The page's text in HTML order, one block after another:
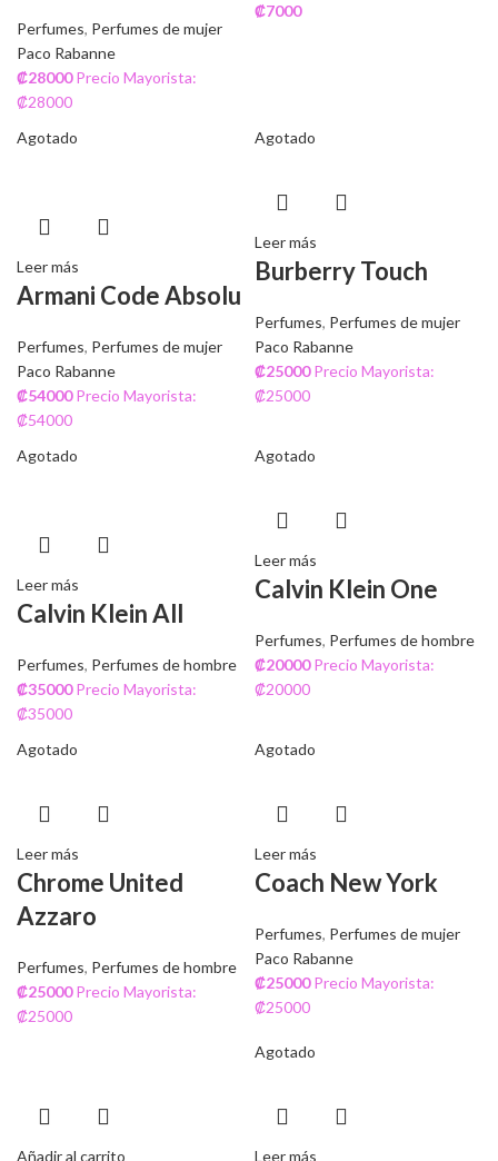
Perfumes, Perfumes de mujer
Paco Rabanne
₡28000 Precio Mayorista:
₡28000
₡7000
Agotado
Leer más
Armani Code Absolu
Perfumes, Perfumes de mujer
Paco Rabanne
₡54000 Precio Mayorista:
₡54000
Agotado
Leer más
Burberry Touch
Perfumes, Perfumes de mujer
Paco Rabanne
₡25000 Precio Mayorista:
₡25000
Agotado
Leer más
Calvin Klein All
Perfumes, Perfumes de hombre
₡35000 Precio Mayorista:
₡35000
Agotado
Leer más
Calvin Klein One
Perfumes, Perfumes de hombre
₡20000 Precio Mayorista:
₡20000
Agotado
Leer más
Chrome United
Azzaro
Perfumes, Perfumes de hombre
₡25000 Precio Mayorista:
₡25000
Agotado
Leer más
Coach New York
Perfumes, Perfumes de mujer
Paco Rabanne
₡25000 Precio Mayorista:
₡25000
Añadir al carrito
Agotado
Leer más